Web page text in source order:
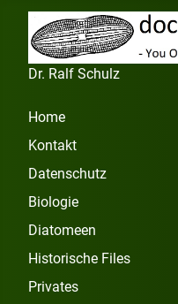
Dr. Ralf Schulz
Home
Kontakt
Datenschutz
Biologie
Diatomeen
Historische Files
Privates